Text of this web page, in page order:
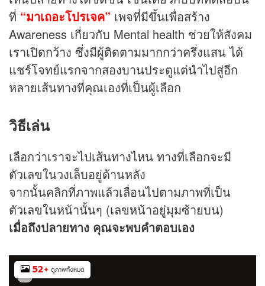
ที่ “มาเถอะโปรเจค” เพจที่มีขึ้นเพื่อสร้าง
Awareness เกี่ยวกับ Mental health ช่วยให้สังคม
เราเปิดกว้าง ซึ่งมีผู้ติดตามมากกว่าครึ่งแสน ได้
แชร์โจทย์แรกจากสองบานประตูแต่นำไปสู่อีก
หลายเส้นทางที่คุณเองที่เป็นผู้เลือก
วิธีเล่น
เลือกว่าเราจะไปเส้นทางไหน ทางที่เลือกจะมี
ตัวเลขในวงเล็บอยู่ด้านหลัง
จากนั้นคลิกที่ภาพแล้วเลื่อนไปตามภาพที่เป็น
ตัวเลขในหน้านั้นๆ (เลขหน้าอยู่มุมซ้ายบน)
เมื่อถึงปลายทาง คุณจะพบคำตอบเอง
52+ ดูภาพทั้งหมด